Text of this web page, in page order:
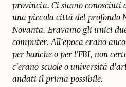
provincia. Ci siamo
una piccola città del profondo
Novanta. Eravamo gli unici
computer. All’epoca erano
per banche o per l’FBI, non
c’erano scuole o università
andati il prima possibile.